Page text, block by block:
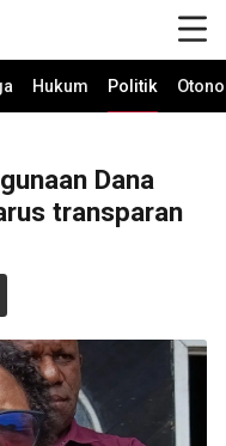
Hukum Politik
Dana
transparan